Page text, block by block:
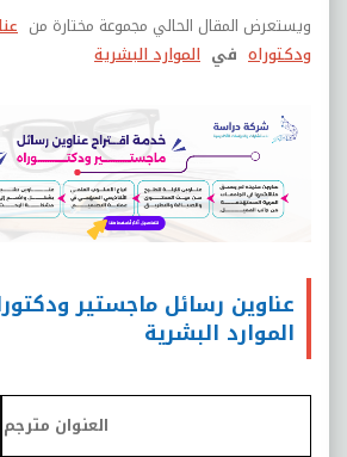
ويستعرض المقال الحالي مجموعة مختارة من
ودكتوراه في الموارد البشرية
عناوين رسائل ماجستير
الموارد البشرية
العنوان مترجم